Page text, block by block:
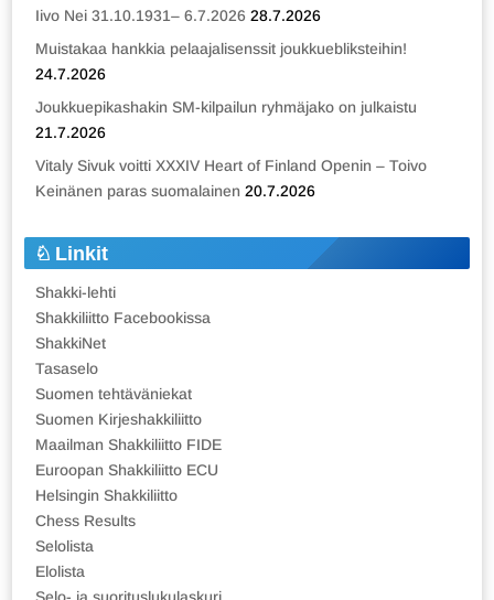
Iivo Nei 31.10.1931– 6.7.2026 28.7.2026
Muistakaa hankkia pelaajalisenssit joukkuebliksteihin!
24.7.2026
Joukkuepikashakin SM-kilpailun ryhmäjako on julkaistu
21.7.2026
Vitaly Sivuk voitti XXXIV Heart of Finland Openin – Toivo
Keinänen paras suomalainen 20.7.2026
Linkit
Shakki-lehti
Shakkiliitto Facebookissa
ShakkiNet
Tasaselo
Suomen tehtäväniekat
Suomen Kirjeshakkiliitto
Maailman Shakkiliitto FIDE
Euroopan Shakkiliitto ECU
Helsingin Shakkiliitto
Chess Results
Selolista
Elolista